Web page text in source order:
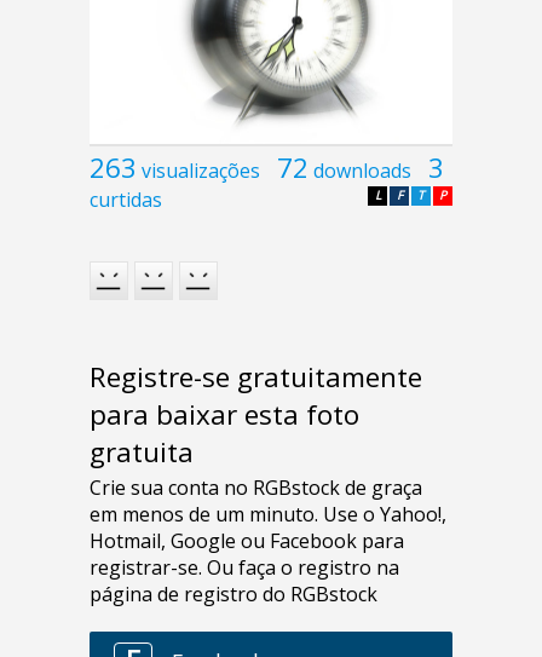
263 visualizações 72 downloads 3
curtidas P
T
F
L
Registre-se gratuitamente
para baixar esta foto
gratuita